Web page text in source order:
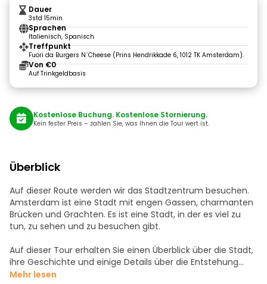
Dauer
3std 15min
Sprachen
Italienisch, Spanisch
Treffpunkt
Fuori da Burgers N´Cheese (Prins Hendrikkade 6, 1012 TK Amsterdam).
Von €0
Auf Trinkgeldbasis
Kostenlose Buchung. Kostenlose Stornierung.
Kein fester Preis – zahlen Sie, was Ihnen die Tour wert ist.
Überblick
Auf dieser Route werden wir das Stadtzentrum besuchen.
Amsterdam ist eine Stadt mit engen Gassen, charmanten
Brücken und Grachten. Es ist eine Stadt, in der es viel zu
tun, zu sehen und zu besuchen gibt.
Auf dieser Tour erhalten Sie einen Überblick über die Stadt,
ihre Geschichte und einige Details über die Entstehung
dieser einzigartigen Stadt. Wir besuchen emblematische
Mehr lesen